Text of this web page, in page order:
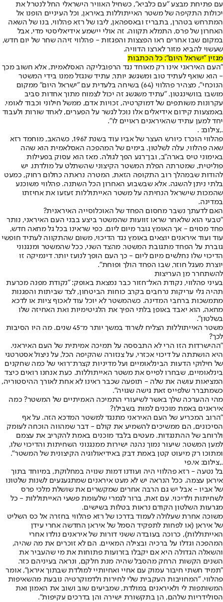
עם פתיחת מבצע "עם כלביא", כשחיל האוויר הישראלי החל לנטרל את
יכולות התקיפה של משטר האייתוללות באיראן, וכל העיניים הופנו אל
המתרחש בטהרן, בתבריז ובאספהאן, ליבו של רזא פהלווי, בנו של השאה
האחרון של פרס, התמלא תקווה. זה אולי יישמע אידיאליסטי מדי, אבל
במקום שבו אחרים ראו הפצצות והפגזות - פהלווי זיהה שחר של יום חדש,
שעשוי להביא מזור לארצו הדוויה.
מגזין "ישראל היום": כל הכתבות
"העם האיראני אינו רק מאוחד נגד הרפובליקה האסלאמית, אלא חשוב מכך
- הוא שואף לעתיד טוב ומשגשג יותר, עתיד שנגזל ממנו בידי המשטר
הנוכחי", מצהיר פהלווי (64) בשיחה בלעדית עם "ישראל היום" ממקום
מושבו בוושינגטון. "עתיד משגשג זה יכול לצמוח מתוך אחדות סביב
עקרונות משותפים של דמוקרטיה, זכויות אדם, ממשל חילוני וכבוד לאומי.
באמצעות קידום אידיאלים אלו נוכל לגשר על הפערים, לאחד שורות ולעבוד
יחד למען עתיד שהאיראנים ראויים לו".
.,צילום: .
פהלווי הוכרז כיורש העצר של אביו עוד בשנת 1967, כשהאב, מוחמד רזא
שאה פהלווי, עלה לשלטון. בימים של המהפכה האסלאמית הוא שהה
באימוני טיס בארה"ב, ובן־רגע הפך לגולה. מאז הוא עסוק בפעילות
פוליטית, שמטרתה הפלת המשטר הקיצוני שהשתלט על מולדתו. יש
להודות שבמהלך רוב התקופה הזאת, המטרה נראתה כחלום רחוק, כמעט
בלתי ניתן להשגה. אלא שבשבוע האחרון הכל השתנה. פהלווי משוכנע
שהמכות שישראל הנחיתה על משטר האייתוללות זעזעו את אחיזתו
במדינה.
האם לדעתך נשבר מחסום הפחד של האוכלוסייה האיראנית?
"טבעי הוא שלאחר שראו זוועות שהמשטר ביצע בבני העם האיראני, נותר
פחד מסוים - אך האומץ גובר מיום ליום. כפי שראינו בכל גל מחאה חדש,
עוד ועוד איראנים יוצאים באומץ נגד הדיכוי, משום שהתקווה לעתיד חופשי
גוברת על הפחד מתגובת המשטר. מהצד השני, ככל שהמשטר ומנגנוני
הדיכוי שלו נחלשים מיום ליום - כך העם הופך לנועז יותר. דינמיקה זו
יוצרת מעגל חוזר, שבו הפחד הולך ופוחת".
להשתחרר מן העריצות
בעיני פהלווי, נקודת האל־חזור כבר נמצאת באופק: "נקודת מפנה מכרעת
תהיה גלי עריקות נרחבים בקרב כוחות הביטחון, לצד שביתות והפגנות
מתמשכות ברחבי המדינה. כשהמשטר לא יוכל עוד לאכוף ציות או לדכא
מחאה, הוא יאבד באופן בלתי הפיך את הלגיטימיות ואת האחיזה שלו
בשלטון".
משטר האייתוללות הצליח לשרוד במשך יותר מ־45 שנים. מה היו הסיבות
לכך?
"ההישרדות הזו הרי לא התבססה על תמיכה אמיתית של העם האיראני.
היא הושתתה על דיכוי אכזרי, על צנזורה שהקיפה הכל, על ניצול אסטרטגי
של חילוקי הדעות הבינלאומיים ועל מדיניות קצרת־רואי של כמה שחקנים
בינלאומיים, שבחרו לפייס את משטר האייתוללות. כעת אנחנו רואים כיצד
המציאות עושה את שלה - תופעה שכבר ראינו לא אחת לאורך ההיסטוריה,
כשמתברר שלפייס זאת גישה שגויה".
מהי ההערכה שלך באשר לשיעורי התמיכה האמיתיים של המשטר? כמה
איראנים באמת מוכנים למות בשבילו?
"הרוב המכריע של העם האיראני מתנגד למשטר המדכא הזה. על אף
הסיכונים, הם ממשיכים להשמיע את קולם - דבר שמהווה הוכחה לעומק
ולרוחב של ההתנגדות. מעטים בלבד מוכנים באמת להקריב את עצמם
למען המשטר. שיעור נמוך נהנה ישירות ממנגנוני השחיתות והדיכוי שלו,
ומתוכו רק מיעוט קטן באמת דבק באידיאולוגיה הקיצונית של המשטר".
.,צילום: אי.פי
בל נטעה - רזא פהלווי היה ועודנו דמות שנויה במחלוקת, במיוחד בתוך
איראן עצמה. ככל הנראה יש לא מעט איראנים שמתגעגעים לשנות שלטונו
של אביו - אבל יש גם הרבה אחרים שמקשרים את שושלת מלכי פרס
לשחיתות ולדיכוי. עם זאת, ברור לגמרי שלעומת פשעי האייתוללות - כל
מגרעות השלטון הקודם נראות בטלות בשישים.
משוכה אחרת שעלולה לעמוד בדרכו של רזא פהלווי בחזרה אל כס השליט
של איראן (או לפחות לתפקיד הסמל של איראן החדשה אחרי עידן
האייתוללות), כרוכה בעובדה ששני דורות של איראנים נולדו אחרי
המהפכה וגדלו על ברכיה ובצילה המאיים. הם לא זוכרים את מה שהיה,
והשאלה הגדולה היא אם יקבלו בזרועות פתוחות את מי שהעביר את
השנים הקשות הרחק מהסבל שהיה מנת חלקם, ונראה בעיניהם כזר.
"תמיד חשתי חיבור עמוק עם אחיי ואחיותיי למולדת שבתוך איראן", אומר
פהלווי. "המחויבות העקבית שלי לחירות ולדמוקרטיה נובעת מהשאיפות
המשותפות לי ולאיראנים במולדת, שמביעים שוב ושוב את האמון ואת
הסולידריות שלהם, הן בתקשורת ישירה והן בדרכים עקיפות".